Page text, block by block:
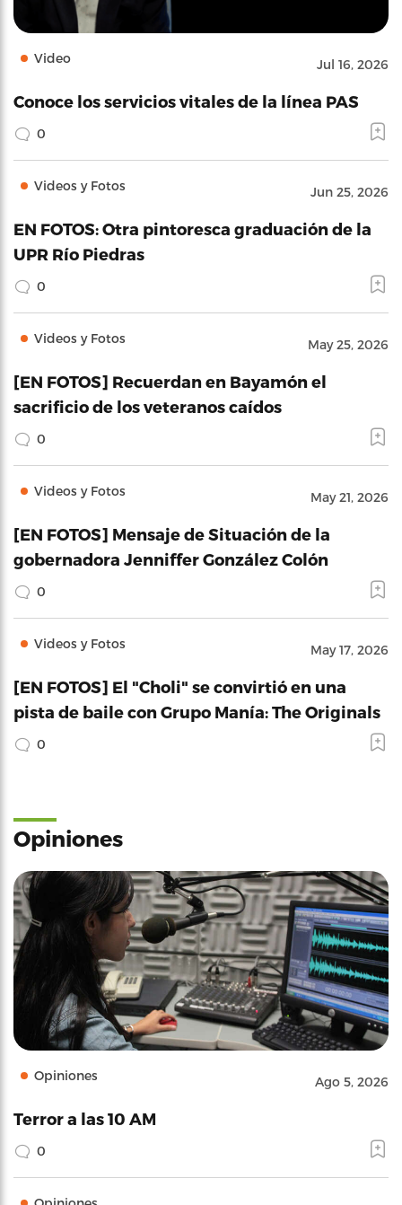
Video Jul 16, 2026
Conoce los servicios vitales de la línea PAS
0
Videos y Fotos Jun 25, 2026
EN FOTOS: Otra pintoresca graduación de la
UPR Río Piedras
0
Videos y Fotos May 25, 2026
[EN FOTOS] Recuerdan en Bayamón el
sacrificio de los veteranos caídos
0
Videos y Fotos May 21, 2026
[EN FOTOS] Mensaje de Situación de la
gobernadora Jenniffer González Colón
0
Videos y Fotos May 17, 2026
[EN FOTOS] El "Choli" se convirtió en una
pista de baile con Grupo Manía: The Originals
0
Opiniones
Opiniones Ago 5, 2026
Terror a las 10 AM
0